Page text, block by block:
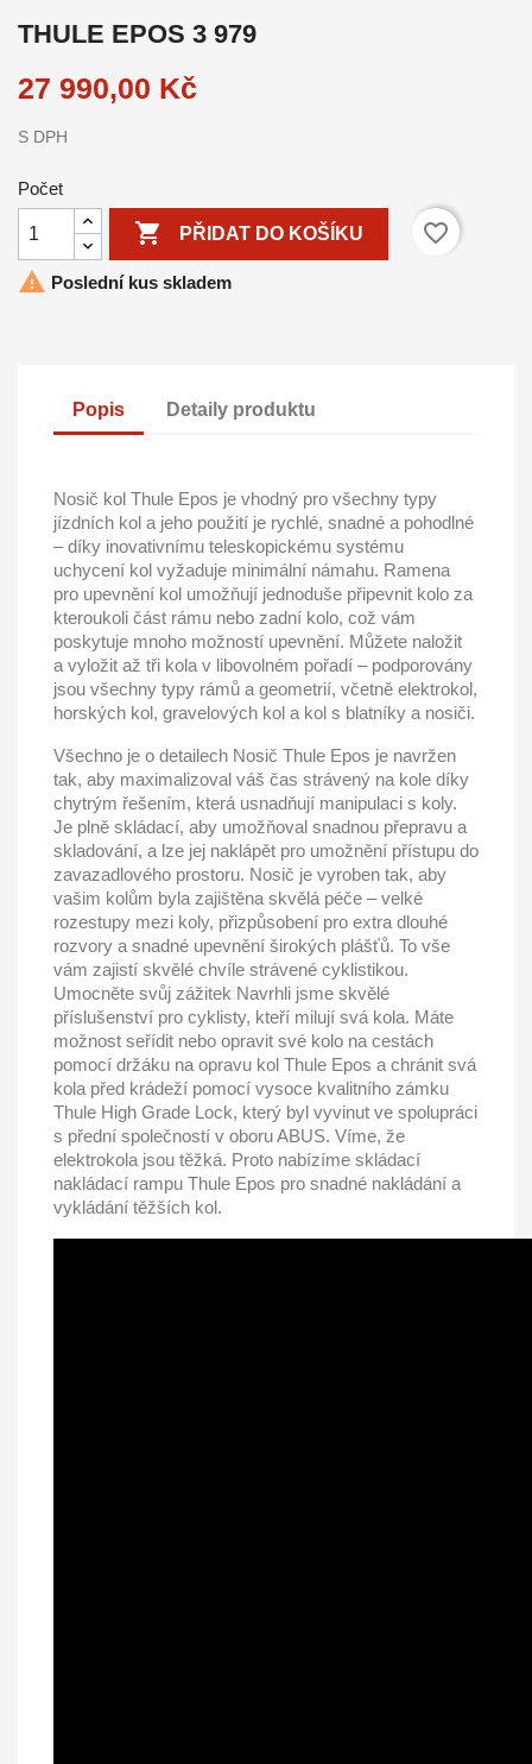
THULE EPOS 3 979
27 990,00 Kč
S DPH
Počet
 PŘIDAT DO KOŠÍKU
favorite_border
 Poslední kus skladem
Popis Detaily produktu
Nosič kol Thule Epos je vhodný pro všechny typy
jízdních kol a jeho použití je rychlé, snadné a pohodlné
– díky inovativnímu teleskopickému systému
uchycení kol vyžaduje minimální námahu. Ramena
pro upevnění kol umožňují jednoduše připevnit kolo za
kteroukoli část rámu nebo zadní kolo, což vám
poskytuje mnoho možností upevnění. Můžete naložit
a vyložit až tři kola v libovolném pořadí – podporovány
jsou všechny typy rámů a geometrií, včetně elektrokol,
horských kol, gravelových kol a kol s blatníky a nosiči.
Všechno je o detailech Nosič Thule Epos je navržen
tak, aby maximalizoval váš čas strávený na kole díky
chytrým řešením, která usnadňují manipulaci s koly.
Je plně skládací, aby umožňoval snadnou přepravu a
skladování, a lze jej naklápět pro umožnění přístupu do
zavazadlového prostoru. Nosič je vyroben tak, aby
vašim kolům byla zajištěna skvělá péče – velké
rozestupy mezi koly, přizpůsobení pro extra dlouhé
rozvory a snadné upevnění širokých plášťů. To vše
vám zajistí skvělé chvíle strávené cyklistikou.
Umocněte svůj zážitek Navrhli jsme skvělé
příslušenství pro cyklisty, kteří milují svá kola. Máte
možnost seřídit nebo opravit své kolo na cestách
pomocí držáku na opravu kol Thule Epos a chránit svá
kola před krádeží pomocí vysoce kvalitního zámku
Thule High Grade Lock, který byl vyvinut ve spolupráci
s přední společností v oboru ABUS. Víme, že
elektrokola jsou těžká. Proto nabízíme skládací
nakládací rampu Thule Epos pro snadné nakládání a
vykládání těžších kol.